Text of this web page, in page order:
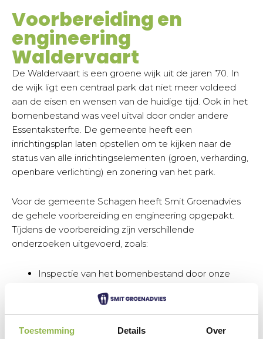
Toestemming Details Over
Voorbereiding en
engineering
Waldervaart
De Waldervaart is een groene wijk uit de jaren ’70. In
de wijk ligt een centraal park dat niet meer voldeed
aan de eisen en wensen van de huidige tijd. Ook in het
bomenbestand was veel uitval door onder andere
Essentaksterfte. De gemeente heeft een
inrichtingsplan laten opstellen om te kijken naar de
status van alle inrichtingselementen (groen, verharding,
openbare verlichting) en zonering van het park.
Voor de gemeente Schagen heeft Smit Groenadvies
de gehele voorbereiding en engineering opgepakt.
Tijdens de voorbereiding zijn verschillende
onderzoeken uitgevoerd, zoals:
Inspectie van het bomenbestand door onze
Ecologisch onderzoek naar onder andere
vleermuizen door onze ecologen
Cultuurtechnisch onderzoek naar de